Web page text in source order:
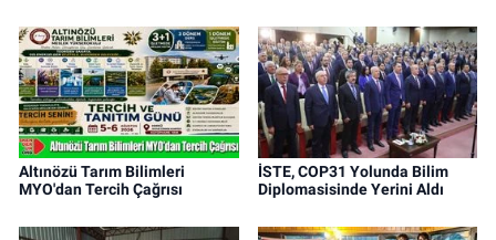
Altınözü Tarım Bilimleri
MYO'dan Tercih Çağrısı
İSTE, COP31 Yolunda Bilim
Diplomasisinde Yerini Aldı